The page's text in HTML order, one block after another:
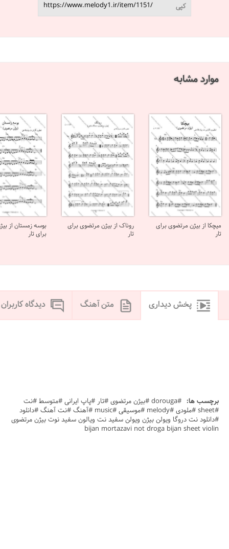
کپی
موارد مشابه
میچکا از بیژن مرتضوی برای
تار
روناک از بیژن مرتضوی برای
تار
بوسه زمستان از
برای تار
پخش دیداری متن آهنگ دیدگاه کاربران
برچسب ها:
#dorouga #بیژن مرتضوی #تار #پاپ ایرانی #متوسط #نت
#sheet #ملودی #melody #موسیقی #music #آهنگ #نت آهنگ #دانلود
#دانلود نت دروگا ویولن بیژن ویولن سفید نت ویالون سفید نوت بیژن مرتضوی
bijan mortazavi not droga bijan sheet violin